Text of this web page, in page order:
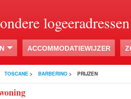
logeeradressen
ACCOMMODATIEWIJZER
TOSCANE > BARBERINO > PRIJZEN